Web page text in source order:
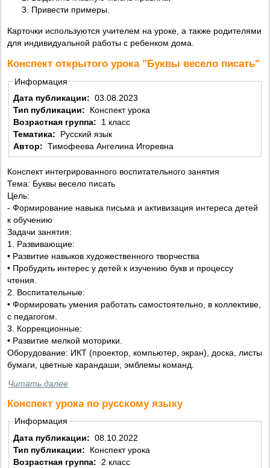
Привести примеры.
Карточки используются учителем на уроке, а также родителями
для индивидуальной работы с ребенком дома.
Конспект открытого урока "Буквы весело писать"
Информация
Дата публикации: 03.08.2023
Тип публикации:
Конспект урока
Возрастная группа:
1 класс
Тематика:
Русский язык
Автор: Тимофеева Ангелина Игоревна
Конспект интегрированного воспитательного занятия
Тема: Буквы весело писать
Цель:
- Формирование навыка письма и активизация интереса детей
к обучению
Задачи занятия:
1. Развивающие:
• Развитие навыков художественного творчества
• Пробудить интерес у детей к изучению букв и процессу
чтения.
2. Воспитательные:
• Формировать умения работать самостоятельно, в коллективе,
с педагогом.
3. Коррекционные:
• Развитие мелкой моторики.
Оборудование: ИКТ (проектор, компьютер, экран), доска, листы
бумаги, цветные карандаши, эмблемы команд.
Читать далее
Конспект урока по русскому языку
Информация
Дата публикации: 08.10.2022
Тип публикации:
Конспект урока
Возрастная группа:
2 класс